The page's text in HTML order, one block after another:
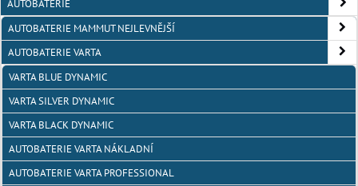
AUTOBATERIE
AUTOBATERIE MAMMUT NEJLEVNĚJŠÍ
AUTOBATERIE VARTA
VARTA BLUE DYNAMIC
VARTA SILVER DYNAMIC
VARTA BLACK DYNAMIC
AUTOBATERIE VARTA NÁKLADNÍ
AUTOBATERIE VARTA PROFESSIONAL